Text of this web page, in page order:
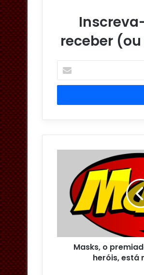
receber
seu
de
Masks, o
heróis, está